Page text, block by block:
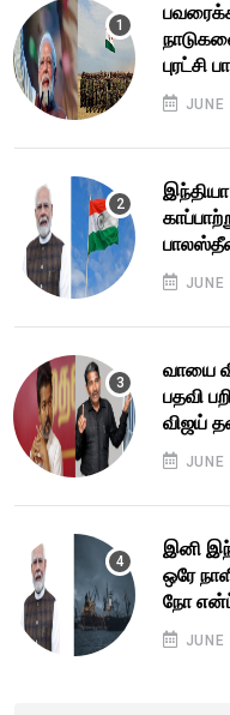
புரட்சி
வாயை
பதவி
விஜய்
இனி
ஒரே நாளில்
நோ